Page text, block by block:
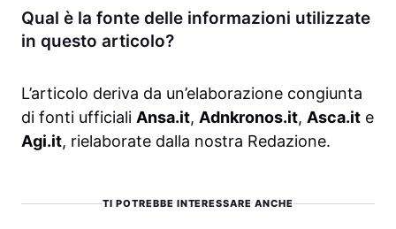
Qual è la fonte delle informazioni utilizzate
in questo articolo?
L’articolo deriva da un’elaborazione congiunta
di fonti ufficiali Ansa.it, Adnkronos.it, Asca.it e
Agi.it, rielaborate dalla nostra Redazione.
TI POTREBBE INTERESSARE ANCHE